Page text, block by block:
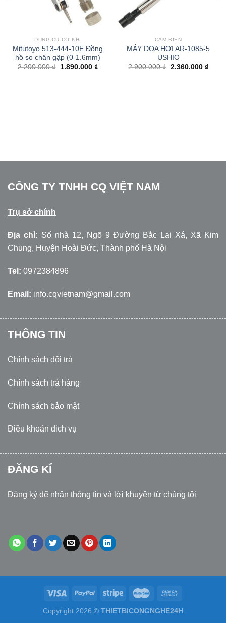
DỤNG CỤ CƠ KHÍ
Mitutoyo 513-444-10E Đồng
hồ so chân gập (0-1.6mm)
2.200.000₫
Giá
1.890.000 ₫Giá
CẢM BIẾN
MÁY DOA HƠI AR-1085-5
USHIO
2.900.000₫ Giá
2.360.000 ₫Giá
CÔNG TY TNHH CQ VIỆT NAM
Trụ sở chính
Địa chỉ: Số nhà 12, Ngõ 9 Đường Bắc Lai Xá, Xã Kim
Chung, Huyện Hoài Đức, Thành phố Hà Nội
Tel: 0972384896
Email: info.cqvietnam@gmail.com
THÔNG TIN
Chính sách đổi trả
Chính sách trả hàng
Chính sách bảo mật
Điều khoản dich vụ
ĐĂNG KÍ
Đăng ký để nhận thông tin và lời khuyên từ chúng tôi
Copyright 2026 © THIETBICONGNGHE24H